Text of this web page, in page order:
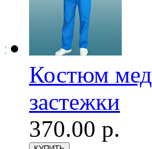
Костюм
застежки
370.00 р.